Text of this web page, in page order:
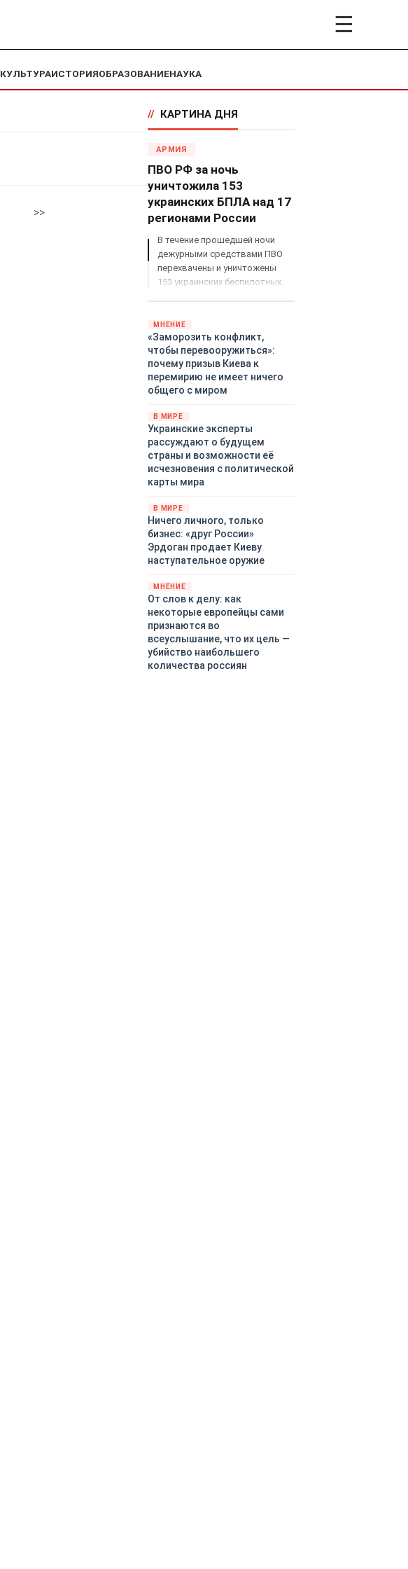
☰
КУЛЬТУРАИСТОРИЯОБРАЗОВАНИЕНАУКА
>>
// КАРТИНА ДНЯ
АРМИЯ
ПВО РФ за ночь
уничтожила 153
украинских БПЛА над 17
регионами России
В течение прошедшей ночи
дежурными средствами ПВО
перехвачены и уничтожены
153 украинских беспилотных
территориями Белгородской,
Брянской, Владимирской,
Воронежской, Калужской,
Курской, Липецкой,
Орловской, Ростовской,
Рязанской, Самарской,
Тульской областей,
Московского региона,
Республики Крым, Республики
Татарстан, Краснодарского
края и над акваториями
МНЕНИЕ
«Заморозить конфликт,
чтобы перевооружиться»:
почему призыв Киева к
перемирию не имеет ничего
общего с миром
В МИРЕ
Украинские эксперты
рассуждают о будущем
страны и возможности её
исчезновения с политической
карты мира
В МИРЕ
Ничего личного, только
бизнес: «друг России»
Эрдоган продает Киеву
наступательное оружие
МНЕНИЕ
От слов к делу: как
некоторые европейцы сами
признаются во
всеуслышание, что их цель —
убийство наибольшего
количества россиян